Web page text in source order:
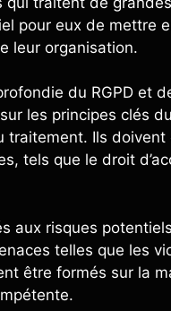
pour eux de mettre
leur organisation.
du RGPD et
les principes clés
traitement. Ils
tels que le droit
aux risques
telles que les
être formés sur la